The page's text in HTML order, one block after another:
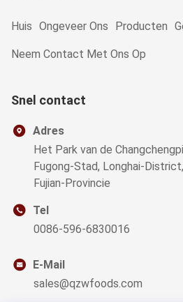
Huis Ongeveer Ons Producten
Neem Contact Met Ons Op
Snel contact
Adres
Het Park van de
Fugong-Stad, Longhai-
Fujian-Provincie
Tel
0086-596-6830016
E-Mail
sales@qzwfoods.com